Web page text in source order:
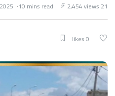
21 Aug, 2025
10 mins read 2,454 views